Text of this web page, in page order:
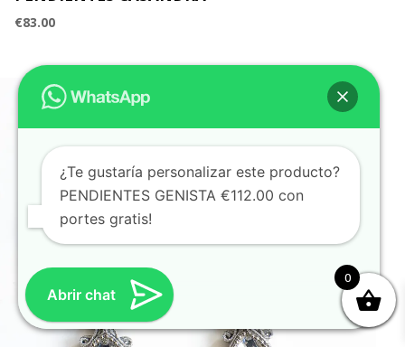
€83.00
0
¿Te gustaría personalizar este producto?
PENDIENTES GENISTA €112.00 con
portes gratis!
Abrir chat